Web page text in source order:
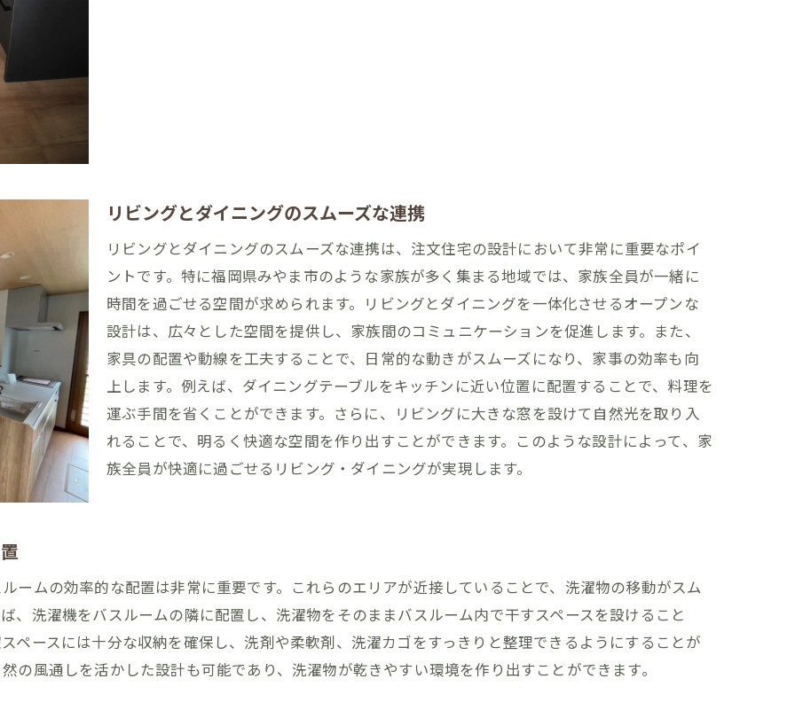
ビングとパントリーをつなぐ動線
関の動線と収納のバランス
岡県みやま市の気候に適した間取り
宅で叶える家事動線の工夫と福岡県みやま市の魅力
岡県みやま市の魅力を取り入れた家事動線
ビングと洗濯スペースの最適な配置
事動線に配慮した玄関と廊下の設計
岡県みやま市の自然を活かした家づくり
適で効率的な家事動線のためのアイデア
みやま市での注文住宅づくりにおける家事動線の重要性
事動線を考慮した住宅のメリット
岡県みやま市の生活スタイルに適した動線
ッチンから洗濯スペースへのスムーズな動線
ビングとダイニングの動線を最適化
納スペースを活かした家事動線の工夫
みやま市に最適な注文住宅の家事動線設計ガイド
岡県みやま市の住宅事情に合わせた家事動線
率的なキッチン動線の設計ポイント
濯スペースとバスルームの動線計画
ビングとダイニングの配置と動線
リビングとダイニングのスムーズな連携
リビングとダイニングのスムーズな連携は、注文住宅の設計において非常に重要なポイ
ントです。特に福岡県みやま市のような家族が多く集まる地域では、家族全員が一緒に
時間を過ごせる空間が求められます。リビングとダイニングを一体化させるオープンな
設計は、広々とした空間を提供し、家族間のコミュニケーションを促進します。また、
家具の配置や動線を工夫することで、日常的な動きがスムーズになり、家事の効率も向
上します。例えば、ダイニングテーブルをキッチンに近い位置に配置することで、料理を
運ぶ手間を省くことができます。さらに、リビングに大きな窓を設けて自然光を取り入
れることで、明るく快適な空間を作り出すことができます。このような設計によって、家
族全員が快適に過ごせるリビング・ダイニングが実現します。
ームの効率的な配置は非常に重要です。これらのエリアが近接していることで、洗濯物の移動がスム
、洗濯機をバスルームの隣に配置し、洗濯物をそのままバスルーム内で干すスペースを設けること
ペースには十分な収納を確保し、洗剤や柔軟剤、洗濯カゴをすっきりと整理できるようにすることが
の風通しを活かした設計も可能であり、洗濯物が乾きやすい環境を作り出すことができます。